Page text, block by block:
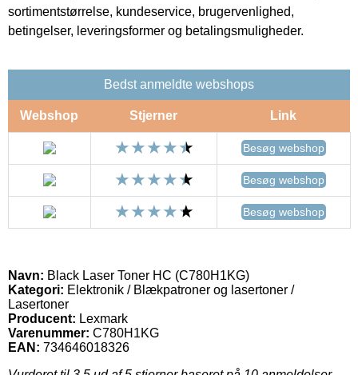
sortimentstørrelse, kundeservice, brugervenlighed,
betingelser, leveringsformer og betalingsmuligheder.
Bedst anmeldte webshops
Webshop Stjerner Link
Besøg webshop
Besøg webshop
Besøg webshop
Navn: Black Laser Toner HC (C780H1KG)
Kategori: Elektronik / Blækpatroner og lasertoner /
Lasertoner
Producent: Lexmark
Varenummer: C780H1KG
EAN: 734646018326